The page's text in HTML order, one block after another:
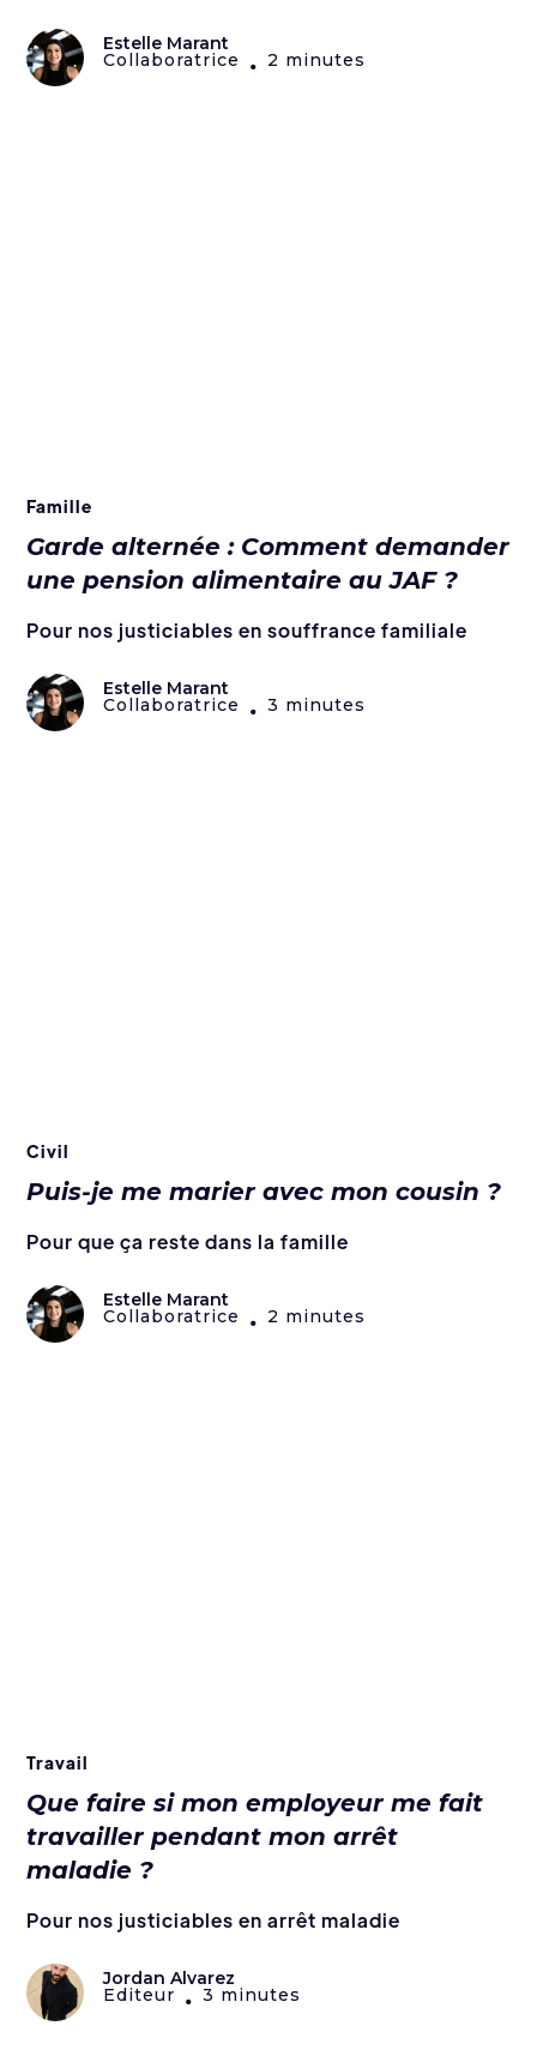
Estelle Marant
Collaboratrice • 2 minutes
Famille
Garde alternée : Comment demander
une pension alimentaire au JAF ?
Pour nos justiciables en souffrance familiale
Estelle Marant
Collaboratrice • 3 minutes
Civil
Puis-je me marier avec mon cousin ?
Pour que ça reste dans la famille
Estelle Marant
Collaboratrice • 2 minutes
Travail
Que faire si mon employeur me fait
travailler pendant mon arrêt
maladie ?
Pour nos justiciables en arrêt maladie
Jordan Alvarez
Editeur • 3 minutes